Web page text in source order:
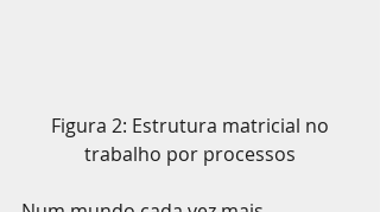
trabalho por processos